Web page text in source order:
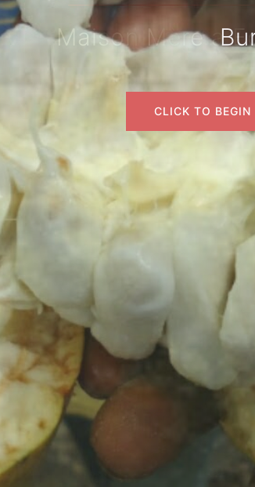
Bureaux de la
CLICK TO BEGIN